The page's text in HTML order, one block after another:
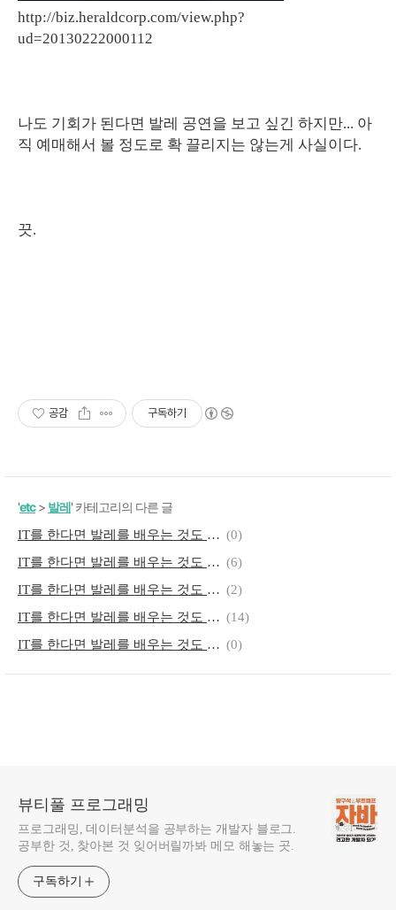
http://biz.heraldcorp.com/view.php?
ud=20130222000112
나도 기회가 된다면 발레 공연을 보고 싶긴 하지만... 아
직 예매해서 볼 정도로 확 끌리지는 않는게 사실이다.
끗.
공감 구독하기
'etc> 발레' 카테고리의 다른 글
IT를 한다면 발레를 배우는 것도 좋은 것 같다 - 제19편 국립발레단 연수단원에 대해 알아보자 (0)
IT를 한다면 발레를 배우는 것도 좋은 것 같다 - 제18편 발레 10개월 후 몸의 변화 (6)
IT를 한다면 발레를 배우는 것도 좋은 것 같다 - 제16편 발레를 배우고 가르치기 어려운 이유 (2)
IT를 한다면 발레를 배우는 것도 좋은 것 같다 - 11~15 (14)
IT를 한다면 발레를 배우는 것도 좋은 것 같다 - 6~10편 (0)
뷰티풀 프로그래밍
프로그래밍, 데이터분석을 공부하는 개발자 블로그.
공부한 것, 찾아본 것 잊어버릴까봐 메모 해놓는 곳.
구독하기